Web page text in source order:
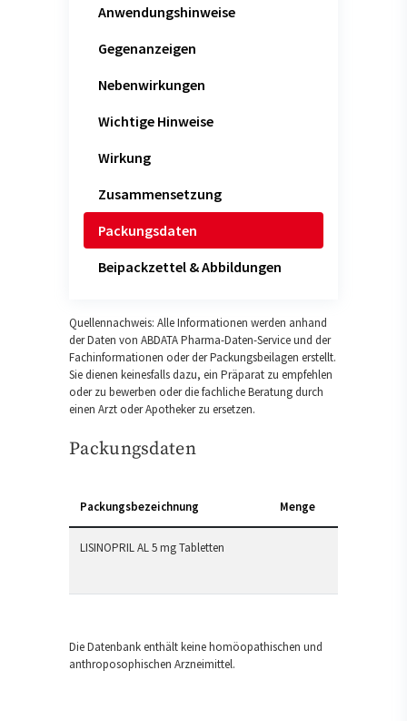
Anwendungshinweise
Gegenanzeigen
Nebenwirkungen
Wichtige Hinweise
Wirkung
Zusammensetzung
Packungsdaten
Beipackzettel & Abbildungen
Quellennachweis: Alle Informationen werden anhand
der Daten von ABDATA Pharma-Daten-Service und der
Fachinformationen oder der Packungsbeilagen erstellt.
Sie dienen keinesfalls dazu, ein Präparat zu empfehlen
oder zu bewerben oder die fachliche Beratung durch
einen Arzt oder Apotheker zu ersetzen.
Packungsdaten
Packungsbezeichnung Menge
LISINOPRIL AL 5 mg Tabletten
Die Datenbank enthält keine homöopathischen und
anthroposophischen Arzneimittel.